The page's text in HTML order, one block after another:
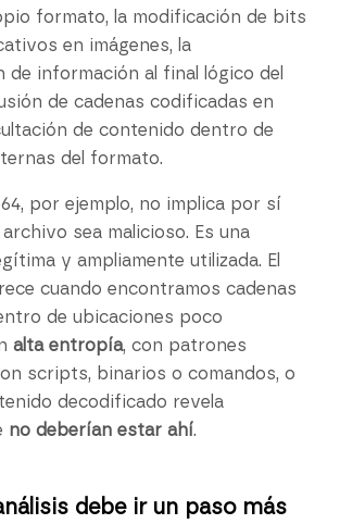
formato, la modificación de bits
en imágenes, la
de información al final lógico del
de cadenas codificadas en
de contenido dentro de
del formato.
por ejemplo, no implica por sí
sea malicioso. Es una
y ampliamente utilizada. El
cuando encontramos cadenas
de ubicaciones poco
alta entropía, con patrones
scripts, binarios o comandos, o
decodificado revela
no deberían estar ahí.
debe ir un paso más